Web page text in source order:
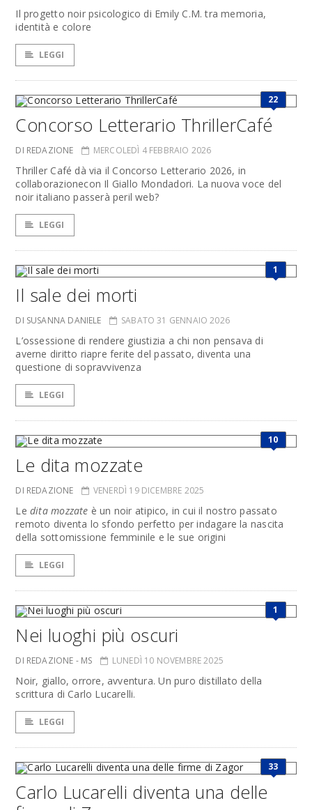
Il progetto noir psicologico di Emily C.M. tra memoria,
identità e colore
LEGGI
22
Concorso Letterario ThrillerCafé
DI REDAZIONE MERCOLEDÌ 4 FEBBRAIO 2026
Thriller Café dà via il Concorso Letterario 2026, in
collaborazionecon Il Giallo Mondadori. La nuova voce del
noir italiano passerà peril web?
LEGGI
1
Il sale dei morti
DI SUSANNA DANIELE SABATO 31 GENNAIO 2026
L’ossessione di rendere giustizia a chi non pensava di
averne diritto riapre ferite del passato, diventa una
questione di sopravvivenza
LEGGI
10
Le dita mozzate
DI REDAZIONE VENERDÌ 19 DICEMBRE 2025
Ledita mozzate è un noir atipico, in cui il nostro passato
remoto diventa lo sfondo perfetto per indagare la nascita
della sottomissione femminile e le sue origini
LEGGI
1
Nei luoghi più oscuri
DI REDAZIONE - MS LUNEDÌ 10 NOVEMBRE 2025
Noir, giallo, orrore, avventura. Un puro distillato della
scrittura di Carlo Lucarelli.
LEGGI
33
Carlo Lucarelli diventa una delle